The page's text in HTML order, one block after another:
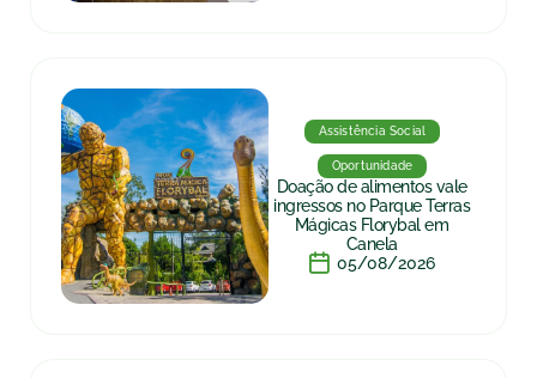
Assistência Social
Oportunidade
Doação de alimentos vale
ingressos no Parque Terras
Mágicas Florybal em
Canela
05/08/2026